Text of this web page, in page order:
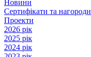
Новини
Сертифікати та нагороди
Проекти
2026 рік
2025 рік
2024 рік